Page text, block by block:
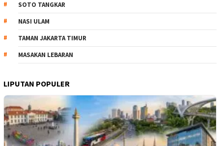
SOTO TANGKAR
NASI ULAM
TAMAN JAKARTA TIMUR
MASAKAN LEBARAN
LIPUTAN POPULER